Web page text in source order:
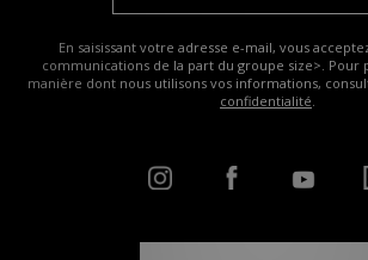
En saisissant votre adresse e-mail, vous
communications de la part du groupe size>. Pour
manière dont nous utilisons vos informations,
confidentialité.